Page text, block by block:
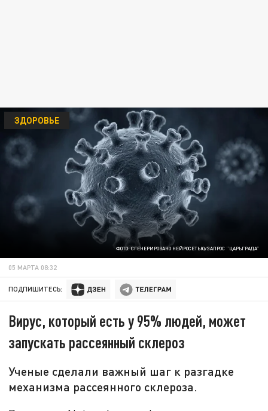
ФОТО: СГЕНЕРИРОВАНО НЕЙРОСЕТЬЮ/ЗАПРОС "ЦАРЬГРАДА"
ЗДОРОВЬЕ
05 МАРТА 08:32
ПОДПИШИТЕСЬ:
Вирус, который есть у 95% людей, может
запускать рассеянный склероз
Ученые сделали важный шаг к разгадке
механизма рассеянного склероза.